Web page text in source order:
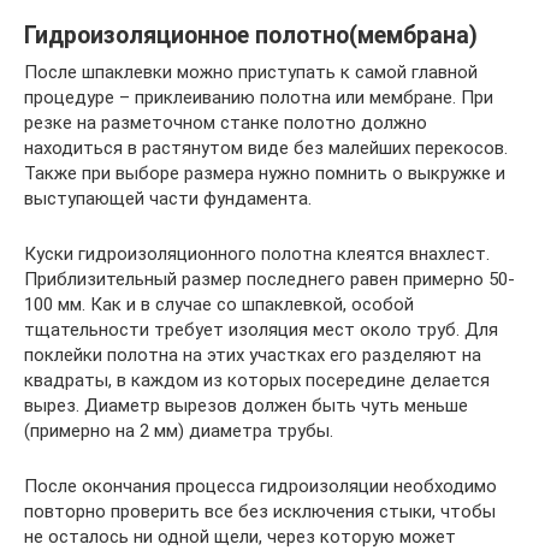
Гидроизоляционное полотно(мембрана)
После шпаклевки можно приступать к самой главной
процедуре – приклеиванию полотна или мембране. При
резке на разметочном станке полотно должно
находиться в растянутом виде без малейших перекосов.
Также при выборе размера нужно помнить о выкружке и
выступающей части фундамента.
Куски гидроизоляционного полотна клеятся внахлест.
Приблизительный размер последнего равен примерно 50-
100 мм. Как и в случае со шпаклевкой, особой
тщательности требует изоляция мест около труб. Для
поклейки полотна на этих участках его разделяют на
квадраты, в каждом из которых посередине делается
вырез. Диаметр вырезов должен быть чуть меньше
(примерно на 2 мм) диаметра трубы.
После окончания процесса гидроизоляции необходимо
повторно проверить все без исключения стыки, чтобы
не осталось ни одной щели, через которую может